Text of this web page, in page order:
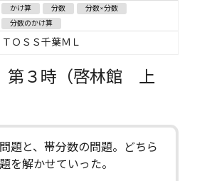
かけ算 分数
分数×分数
分数のかけ算
ＴＯＳＳ千葉ＭＬ
３時（啓林館 上
題と、帯分数の問題。どちら
を解かせていった。